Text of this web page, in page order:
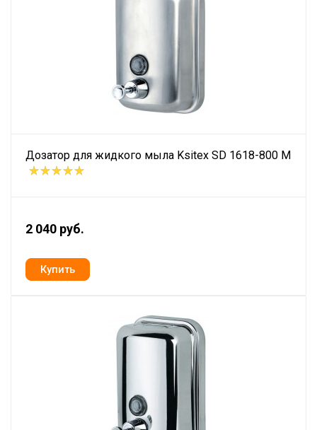
Дозатор для жидкого мыла Ksitex SD 1618-800 M
2 040 руб.